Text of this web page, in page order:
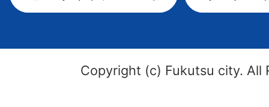
Copyright (c) Fukutsu city. All